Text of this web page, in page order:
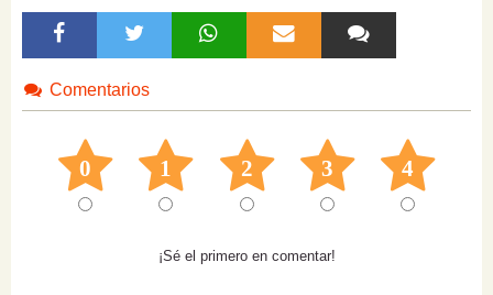
Comentarios
0 1 2 3 4
¡Sé el primero en comentar!